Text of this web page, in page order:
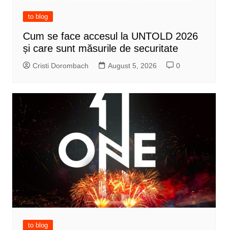
to blog
Cum se face accesul la UNTOLD 2026
și care sunt măsurile de securitate
Cristi Dorombach August 5, 2026 0
to blog